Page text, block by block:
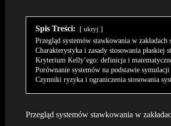
Spis Treści: ukryj
Przegląd systemów stawkowania w zakładach
Charakterystyka i zasady stosowania płaskiej
Kryterium Kelly’ego: definicja i
Porównanie systemów na podstawie symulacji
Czynniki ryzyka i ograniczenia stosowania
Przegląd systemów stawkowania w